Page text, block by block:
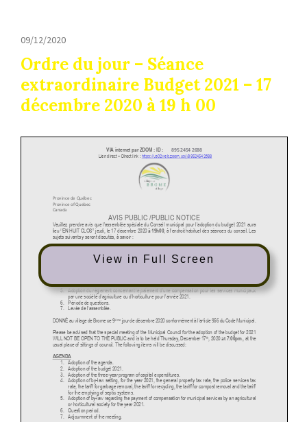
09/12/2020
Ordre du jour – Séance
extraordinaire Budget 2021 – 17
décembre 2020 à 19 h 00
View in Full Screen